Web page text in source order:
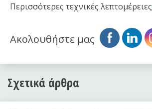
Περισσότερες τεχνικές λεπτομέρειες
Ακολουθήστε μας
Σχετικά άρθρα